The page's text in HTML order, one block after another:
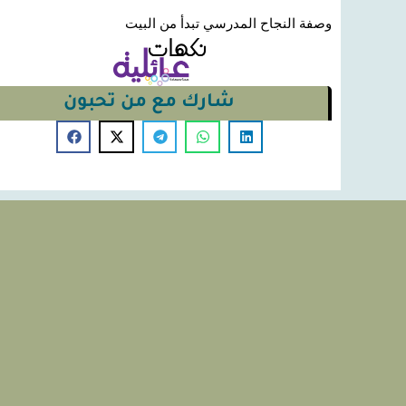
وصفة النجاح المدرسي تبدأ من البيت
شارك مع من تحبون